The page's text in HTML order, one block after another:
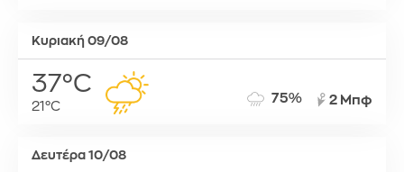
Κυριακή 09/08
37°C
21°C
75% 2 Μπφ
Δευτέρα 10/08